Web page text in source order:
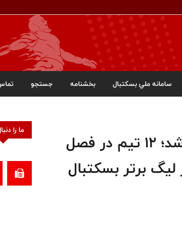
سامانه ملي بسکتبال بخشنامه جستجو
قرعه کشی لیگ برتر بسکتبال کشور انجام شد؛ ۱۲ تیم در فصل
برتر بسکتبال
ما را